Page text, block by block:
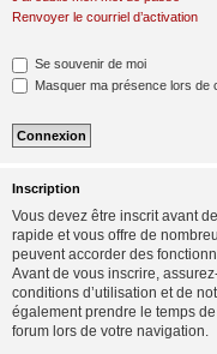
Renvoyer le courriel d’activation
Se souvenir de moi
Masquer ma présence lors de
Inscription
Vous devez être inscrit avant
rapide et vous offre de
peuvent accorder des
Avant de vous inscrire,
conditions d’utilisation et de
également prendre le temps
forum lors de votre navigation.